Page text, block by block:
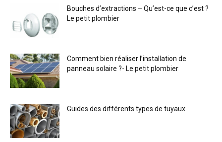
Bouches d’extractions – Qu’est-ce que c’est ?
Le petit plombier
Comment bien réaliser l’installation de
panneau solaire ?- Le petit plombier
Guides des différents types de tuyaux